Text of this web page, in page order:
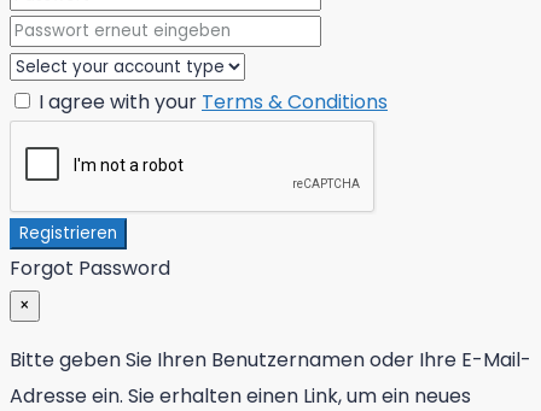
I agree with your Terms & Conditions
Registrieren
Forgot Password
×
Bitte geben Sie Ihren Benutzernamen oder Ihre E-Mail-
Adresse ein. Sie erhalten einen Link, um ein neues